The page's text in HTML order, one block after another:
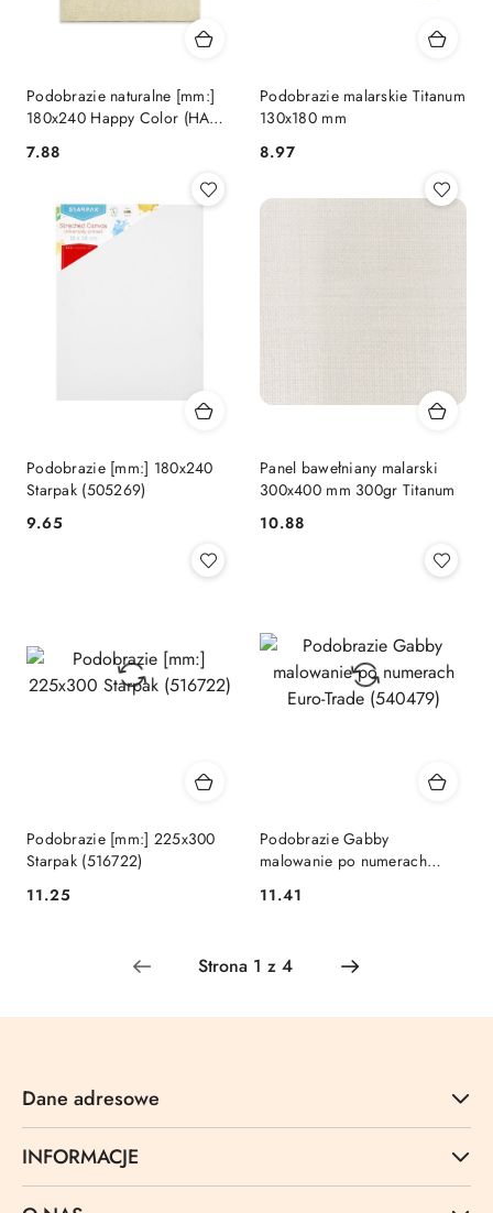
Podobrazie naturalne [mm:]
180x240 Happy Color (HA
Cena:
7.88
Podobrazie malarskie Titanum
130x180 mm
Cena:
8.97
Podobrazie [mm:] 180x240
Starpak (505269)
Cena:
9.65
Panel bawełniany malarski
300x400 mm 300gr Titanum
Cena:
10.88
Podobrazie [mm:] 225x300
Starpak (516722)
Cena:
11.25
Podobrazie Gabby
malowanie po numerach
Cena:
11.41
Dane adresowe
INFORMACJE